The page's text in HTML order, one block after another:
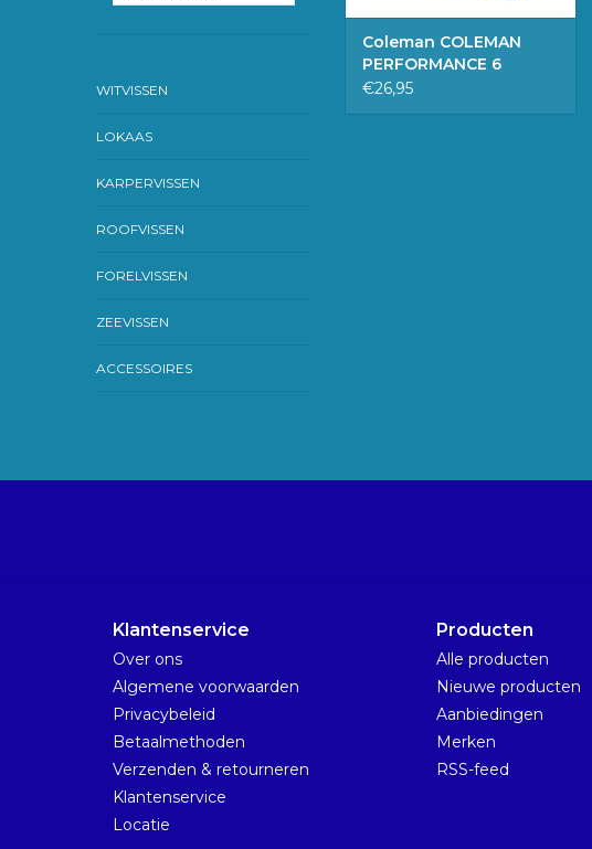
WITVISSEN
LOKAAS
KARPERVISSEN
ROOFVISSEN
FORELVISSEN
ZEEVISSEN
ACCESSOIRES
Coleman COLEMAN
PERFORMANCE 6
KOELBOX
€26,95
Klantenservice
Over ons
Algemene voorwaarden
Privacybeleid
Betaalmethoden
Verzenden & retourneren
Klantenservice
Locatie
Producten
Alle producten
Nieuwe producten
Aanbiedingen
Merken
RSS-feed